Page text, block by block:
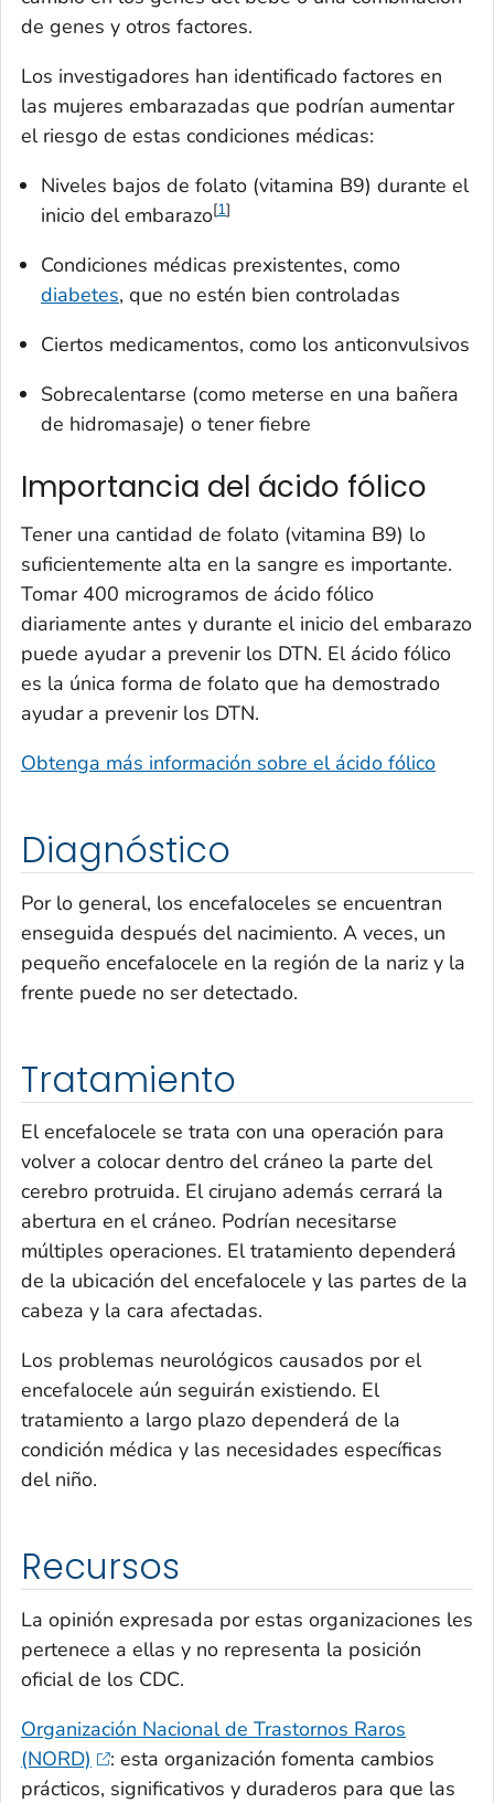
de genes y otros factores.
Los investigadores han identificado factores en
las mujeres embarazadas que podrían aumentar
el riesgo de estas condiciones médicas:
Niveles bajos de folato (vitamina B9) durante el
inicio del embarazo[1]
Condiciones médicas prexistentes, como
diabetes, que no estén bien controladas
Ciertos medicamentos, como los anticonvulsivos
Sobrecalentarse (como meterse en una bañera
de hidromasaje) o tener fiebre
Importancia del ácido fólico
Tener una cantidad de folato (vitamina B9) lo
suficientemente alta en la sangre es importante.
Tomar 400 microgramos de ácido fólico
diariamente antes y durante el inicio del embarazo
puede ayudar a prevenir los DTN. El ácido fólico
es la única forma de folato que ha demostrado
ayudar a prevenir los DTN.
Obtenga más información sobre el ácido fólico
Diagnóstico
Por lo general, los encefaloceles se encuentran
enseguida después del nacimiento. A veces, un
pequeño encefalocele en la región de la nariz y la
frente puede no ser detectado.
Tratamiento
El encefalocele se trata con una operación para
volver a colocar dentro del cráneo la parte del
cerebro protruida. El cirujano además cerrará la
abertura en el cráneo. Podrían necesitarse
múltiples operaciones. El tratamiento dependerá
de la ubicación del encefalocele y las partes de la
cabeza y la cara afectadas.
Los problemas neurológicos causados por el
encefalocele aún seguirán existiendo. El
tratamiento a largo plazo dependerá de la
condición médica y las necesidades específicas
del niño.
Recursos
La opinión expresada por estas organizaciones les
pertenece a ellas y no representa la posición
oficial de los CDC.
Organización Nacional de Trastornos Raros
(NORD)
: esta organización fomenta cambios
prácticos, significativos y duraderos para que las